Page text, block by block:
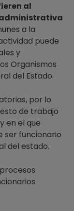
al
a la
puede
y
Organismos
del Estado.
por lo
de trabajo
en el que
ser funcionario
del estado.